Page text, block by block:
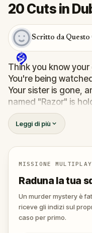
20 Cuts in
Scritto da
Think you know
You're being
Your sister is gone,
named "Razor" is
You’re not just
twisted scavenger
and death. To find
first—strangers
You’ll need to solve
The clock is ticking,
your sister one step
have the nerves to
become just
Leggi di più
MISSIONE
Raduna la tua
Un murder mystery è
riceve gli indizi sul
caso per primo.